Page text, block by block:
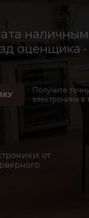
оценщика
Получите
электроники в
от